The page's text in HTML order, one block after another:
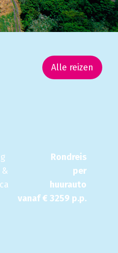
Alle reizen
Rondreis
per
huurauto
vanaf € 3259 p.p.